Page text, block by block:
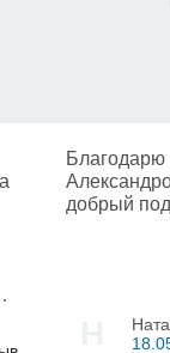
Благодарю
добрый